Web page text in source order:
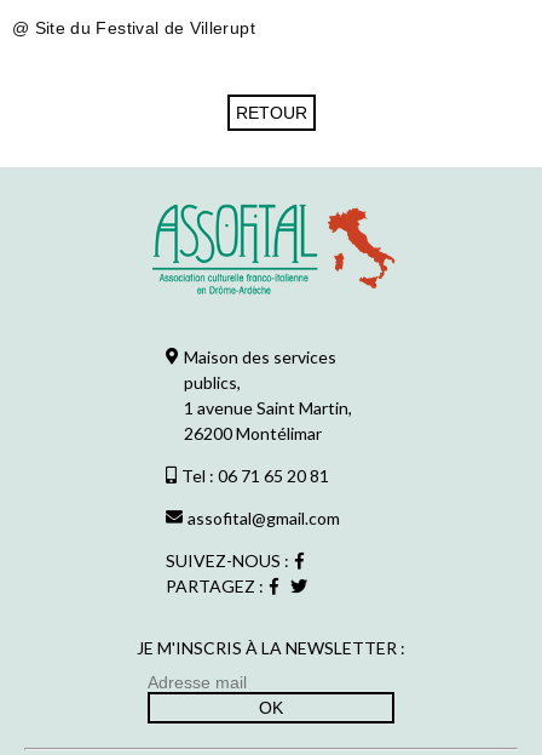
@ Site du Festival de Villerupt
Maison des services
publics,
1 avenue Saint Martin,
26200 Montélimar
Tel : 06 71 65 20 81
assofital@gmail.com
SUIVEZ-NOUS :
PARTAGEZ :
JE M'INSCRIS À LA NEWSLETTER :